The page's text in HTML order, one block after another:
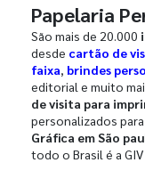
Papelaria
São mais de 20.000
desde cartão de
faixa, brindes
editorial e muito
de visita para
personalizados
Gráfica em São
todo o Brasil é a